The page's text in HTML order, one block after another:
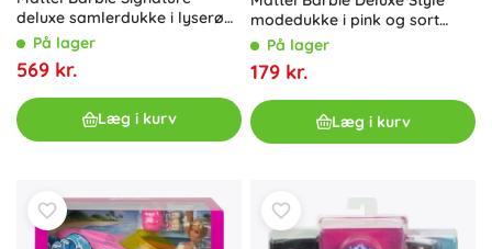
deluxe samlerdukke i lyserødt
sæt Day to Night styled by
Andrew Mukamal
På lager
569 kr.
Læg i kurv
modedukke i pink og sort
med tilbehør
På lager
179 kr.
Læg i kurv